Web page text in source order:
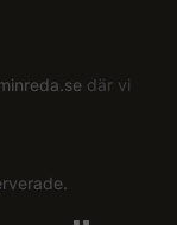
där vi